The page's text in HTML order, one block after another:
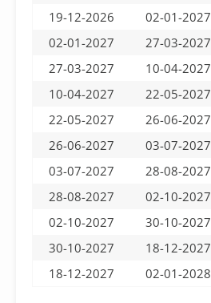
19-12-2026
02-01-2027
02-01-2027
27-03-2027
27-03-2027
10-04-2027
10-04-2027
22-05-2027
22-05-2027
26-06-2027
26-06-2027
03-07-2027
03-07-2027
28-08-2027
28-08-2027
02-10-2027
02-10-2027
30-10-2027
30-10-2027
18-12-2027
18-12-2027
02-01-2028